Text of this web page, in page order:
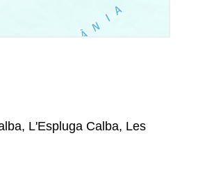
L'Espluga Calba, Les